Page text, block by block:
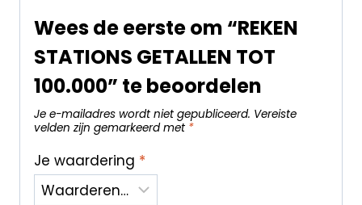
Wees de eerste om “REKEN
STATIONS GETALLEN TOT
100.000” te beoordelen
Je e-mailadres wordt niet gepubliceerd. Vereiste
velden zijn gemarkeerd met *
Je waardering *